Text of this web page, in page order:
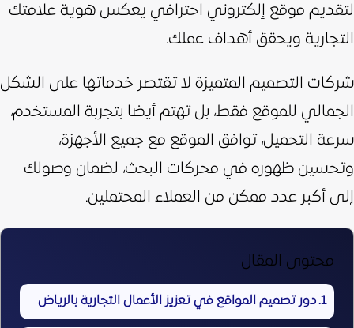
لتقديم موقع إلكتروني احترافي يعكس هوية علامتك
التجارية ويحقق أهداف عملك.
شركات التصميم المتميزة لا تقتصر خدماتها على الشكل
الجمالي للموقع فقط، بل تهتم أيضا بتجربة المستخدم،
سرعة التحميل، توافق الموقع مع جميع الأجهزة،
وتحسين ظهوره في محركات البحث، لضمان وصولك
إلى أكبر عدد ممكن من العملاء المحتملين.
محتوى المقال
دور تصميم المواقع في تعزيز الأعمال التجارية بالرياض